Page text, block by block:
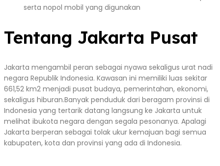
serta nopol mobil yang digunakan
Tentang Jakarta Pusat
Jakarta mengambil peran sebagai nyawa sekaligus urat nadi
negara Republik Indonesia. Kawasan ini memiliki luas sekitar
661,52 km2 menjadi pusat budaya, pemerintahan, ekonomi,
sekaligus hiburan.Banyak penduduk dari beragam provinsi di
Indonesia yang tertarik datang langsung ke Jakarta untuk
melihat ibukota negara dengan segala pesonanya. Apalagi
Jakarta berperan sebagai tolak ukur kemajuan bagi semua
kabupaten, kota dan provinsi yang ada di Indonesia.